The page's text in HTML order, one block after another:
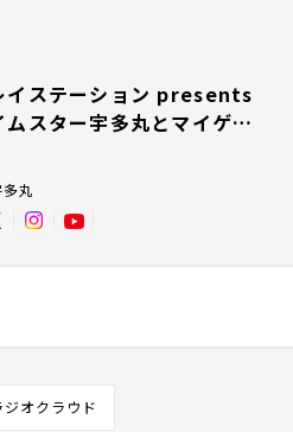
イステーション presents
ムスター宇多丸とマイゲー
多丸
オクラウド